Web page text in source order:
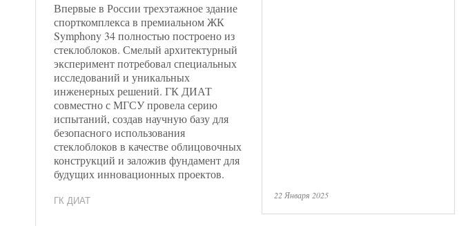
Впервые в России трехэтажное здание
спорткомплекса в премиальном ЖК
Symphony 34 полностью построено из
стеклоблоков. Смелый архитектурный
эксперимент потребовал специальных
исследований и уникальных
инженерных решений. ГК ДИАТ
совместно с МГСУ провела серию
испытаний, создав научную базу для
безопасного использования
стеклоблоков в качестве облицовочных
конструкций и заложив фундамент для
будущих инновационных проектов.
ГК ДИАТ
22 Января 2025